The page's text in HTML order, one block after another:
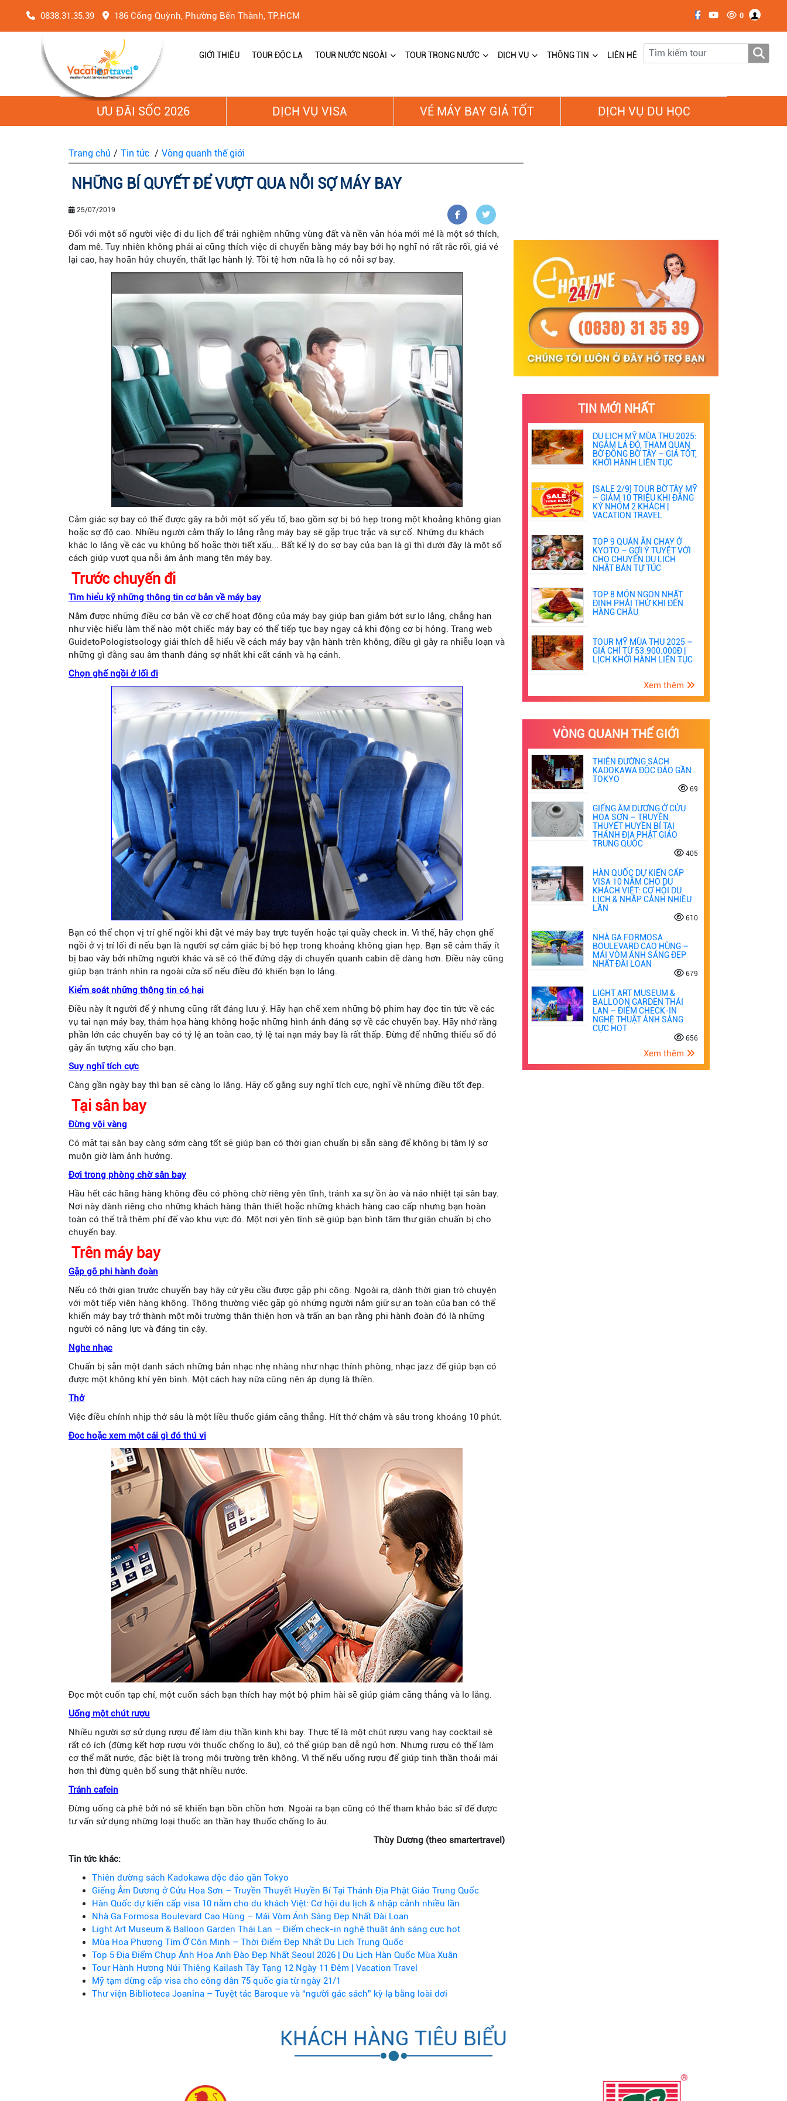
0838.31.35.39 186 Cống Quỳnh, Phường Bến Thành, TP.HCM 0
GIỚI THIỆU TOUR ĐỘC LẠ TOUR NƯỚC NGOÀI TOUR TRONG NƯỚC DỊCH VỤ THÔNG TIN LIÊN HỆ
ƯU ĐÃI SỐC 2026 DỊCH VỤ VISA VÉ MÁY BAY GIÁ TỐT DỊCH VỤ DU HỌC
Trang chủ / Tin tức / Vòng quanh thế giới
NHỮNG BÍ QUYẾT ĐỂ VƯỢT QUA NỖI SỢ MÁY BAY
25/07/2019
Đối với một số người việc đi du lịch để trải nghiệm những vùng đất và nền văn hóa mới mẻ là một sở thích,
đam mê. Tuy nhiên không phải ai cũng thích việc di chuyển bằng máy bay bởi họ nghĩ nó rất rắc rối, giá vé
lại cao, hay hoãn hủy chuyến, thất lạc hành lý. Tồi tệ hơn nữa là họ có nỗi sợ bay.
Cảm giác sợ bay có thể được gây ra bởi một số yếu tố, bao gồm sợ bị bó hẹp trong một khoảng không gian
hoặc sợ độ cao. Nhiều người cảm thấy lo lắng rằng máy bay sẽ gặp trục trặc và sự cố. Những du khách
khác lo lắng về các vụ khủng bố hoặc thời tiết xấu... Bất kể lý do sợ bay của bạn là gì thì dưới đây là một số
cách giúp vượt qua nỗi ám ảnh mang tên máy bay.
Trước chuyến đi
Tìm hiểu kỹ những thông tin cơ bản về máy bay
Nắm được những điều cơ bản về cơ chế hoạt động của máy bay giúp bạn giảm bớt sự lo lắng, chẳng hạn
như việc hiểu làm thế nào một chiếc máy bay có thể tiếp tục bay ngay cả khi động cơ bị hỏng. Trang web
GuidetoPologistsology giải thích dễ hiểu về cách máy bay vận hành trên không, điều gì gây ra nhiễu loạn và
những gì đằng sau âm thanh đáng sợ nhất khi cất cánh và hạ cánh.
Chọn ghế ngồi ở lối đi
Bạn có thể chọn vị trí ghế ngồi khi đặt vé máy bay trực tuyến hoặc tại quầy check in. Vì thế, hãy chọn ghế
ngồi ở vị trí lối đi nếu bạn là người sợ cảm giác bị bó hẹp trong khoảng không gian hẹp. Bạn sẽ cảm thấy ít
bị bao vây bởi những người khác và sẽ có thể đứng dậy di chuyển quanh cabin dễ dàng hơn. Điều này cũng
giúp bạn tránh nhìn ra ngoài cửa sổ nếu điều đó khiến bạn lo lắng.
Kiểm soát những thông tin có hại
Điều này ít người để ý nhưng cũng rất đáng lưu ý. Hãy hạn chế xem những bộ phim hay đọc tin tức về các
vụ tai nạn máy bay, thảm họa hàng không hoặc những hình ảnh đáng sợ về các chuyến bay. Hãy nhớ rằng
phần lớn các chuyến bay có tỷ lệ an toàn cao, tỷ lệ tai nạn máy bay là rất thấp. Đừng để những thiểu số đó
gây ấn tượng xấu cho bạn.
Suy nghĩ tích cực
Càng gần ngày bay thì bạn sẽ càng lo lắng. Hãy cố gắng suy nghĩ tích cực, nghĩ về những điều tốt đẹp.
Tại sân bay
Đừng vội vàng
Có mặt tại sân bay càng sớm càng tốt sẽ giúp bạn có thời gian chuẩn bị sẵn sàng để không bị tâm lý sợ
muộn giờ làm ảnh hưởng.
Đợi trong phòng chờ sân bay
Hầu hết các hãng hàng không đều có phòng chờ riêng yên tĩnh, tránh xa sự ồn ào và náo nhiệt tại sân bay.
Nơi này dành riêng cho những khách hàng thân thiết hoặc những khách hàng cao cấp nhưng bạn hoàn
toàn có thể trả thêm phí để vào khu vực đó. Một nơi yên tĩnh sẽ giúp bạn bình tâm thư giãn chuẩn bị cho
chuyến bay.
Trên máy bay
Gặp gỡ phi hành đoàn
Nếu có thời gian trước chuyến bay hãy cứ yêu cầu được gặp phi công. Ngoài ra, dành thời gian trò chuyện
với một tiếp viên hàng không. Thông thường việc gặp gỡ những người nắm giữ sự an toàn của bạn có thể
khiến máy bay trở thành một môi trường thân thiện hơn và trấn an bạn rằng phi hành đoàn đó là những
người có năng lực và đáng tin cậy.
Nghe nhạc
Chuẩn bị sẵn một danh sách những bản nhạc nhẹ nhàng như nhạc thính phòng, nhạc jazz để giúp bạn có
được một không khí yên bình. Một cách hay nữa cũng nên áp dụng là thiền.
Thở
Việc điều chỉnh nhịp thở sâu là một liều thuốc giảm căng thẳng. Hít thở chậm và sâu trong khoảng 10 phút.
Đọc hoặc xem một cái gì đó thú vị
Đọc một cuốn tạp chí, một cuốn sách bạn thích hay một bộ phim hài sẽ giúp giảm căng thẳng và lo lắng.
Uống một chút rượu
Nhiều người sợ sử dụng rượu để làm dịu thần kinh khi bay. Thực tế là một chút rượu vang hay cocktail sẽ
rất có ích (đừng kết hợp rượu với thuốc chống lo âu), có thể giúp bạn dễ ngủ hơn. Nhưng rượu có thể làm
cơ thể mất nước, đặc biệt là trong môi trường trên không. Vì thế nếu uống rượu để giúp tinh thần thoải mái
hơn thì đừng quên bổ sung thật nhiều nước.
Tránh cafein
Đừng uống cà phê bởi nó sẽ khiến bạn bồn chồn hơn. Ngoài ra bạn cũng có thể tham khảo bác sĩ để được
tư vấn sử dụng những loại thuốc an thần hay thuốc chống lo âu.
Thùy Dương (theo smartertravel)
Tin tức khác:
Thiên đường sách Kadokawa độc đáo gần Tokyo
Giếng Âm Dương ở Cửu Hoa Sơn – Truyền Thuyết Huyền Bí Tại Thánh Địa Phật Giáo Trung Quốc
Hàn Quốc dự kiến cấp visa 10 năm cho du khách Việt: Cơ hội du lịch & nhập cảnh nhiều lần
Nhà Ga Formosa Boulevard Cao Hùng – Mái Vòm Ánh Sáng Đẹp Nhất Đài Loan
Light Art Museum & Balloon Garden Thái Lan – Điểm check-in nghệ thuật ánh sáng cực hot
Mùa Hoa Phượng Tím Ở Côn Minh – Thời Điểm Đẹp Nhất Du Lịch Trung Quốc
Top 5 Địa Điểm Chụp Ảnh Hoa Anh Đào Đẹp Nhất Seoul 2026 | Du Lịch Hàn Quốc Mùa Xuân
Tour Hành Hương Núi Thiêng Kailash Tây Tạng 12 Ngày 11 Đêm | Vacation Travel
Mỹ tạm dừng cấp visa cho công dân 75 quốc gia từ ngày 21/1
Thư viện Biblioteca Joanina – Tuyệt tác Baroque và “người gác sách” kỳ lạ bằng loài dơi
TIN MỚI NHẤT
DU LỊCH MỸ MÙA THU 2025:
NGẮM LÁ ĐỎ, THAM QUAN
BỜ ĐÔNG BỜ TÂY – GIÁ TỐT,
KHỞI HÀNH LIÊN TỤC
[SALE 2/9] TOUR BỜ TÂY MỸ
– GIẢM 10 TRIỆU KHI ĐĂNG
KÝ NHÓM 2 KHÁCH |
VACATION TRAVEL
TOP 9 QUÁN ĂN CHAY Ở
KYOTO – GỢI Ý TUYỆT VỜI
CHO CHUYẾN DU LỊCH
NHẬT BẢN TỰ TÚC
TOP 8 MÓN NGON NHẤT
ĐỊNH PHẢI THỬ KHI ĐẾN
HÀNG CHÂU
TOUR MỸ MÙA THU 2025 –
GIÁ CHỈ TỪ 53.900.000Đ |
LỊCH KHỞI HÀNH LIÊN TỤC
Xem thêm
VÒNG QUANH THẾ GIỚI
THIÊN ĐƯỜNG SÁCH
KADOKAWA ĐỘC ĐÁO GẦN
TOKYO
69
GIẾNG ÂM DƯƠNG Ở CỬU
HOA SƠN – TRUYỀN
THUYẾT HUYỀN BÍ TẠI
THÁNH ĐỊA PHẬT GIÁO
TRUNG QUỐC
405
HÀN QUỐC DỰ KIẾN CẤP
VISA 10 NĂM CHO DU
KHÁCH VIỆT: CƠ HỘI DU
LỊCH & NHẬP CẢNH NHIỀU
LẦN
610
NHÀ GA FORMOSA
BOULEVARD CAO HÙNG –
MÁI VÒM ÁNH SÁNG ĐẸP
NHẤT ĐÀI LOAN
679
LIGHT ART MUSEUM &
BALLOON GARDEN THÁI
LAN – ĐIỂM CHECK-IN
NGHỆ THUẬT ÁNH SÁNG
CỰC HOT
656
Xem thêm
KHÁCH HÀNG TIÊU BIỂU